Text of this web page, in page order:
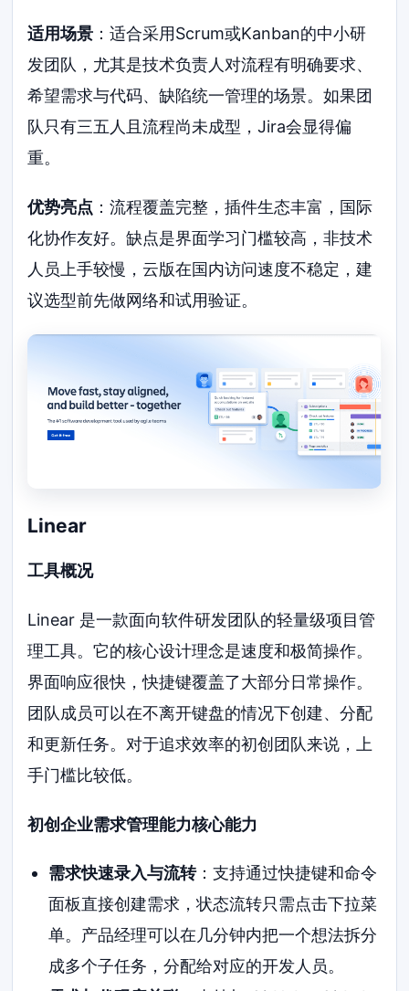
适用场景 ：适合采用Scrum或Kanban的中小研
发团队，尤其是技术负责人对流程有明确要求、
希望需求与代码、缺陷统一管理的场景。如果团
队只有三五人且流程尚未成型，Jira会显得偏
重。
优势亮点 ：流程覆盖完整，插件生态丰富，国际
化协作友好。缺点是界面学习门槛较高，非技术
人员上手较慢，云版在国内访问速度不稳定，建
议选型前先做网络和试用验证。
Linear
工具概况
Linear 是一款面向软件研发团队的轻量级项目管
理工具。它的核心设计理念是速度和极简操作。
界面响应很快，快捷键覆盖了大部分日常操作。
团队成员可以在不离开键盘的情况下创建、分配
和更新任务。对于追求效率的初创团队来说，上
手门槛比较低。
初创企业需求管理能力核心能力
需求快速录入与流转：支持通过快捷键和命令
面板直接创建需求，状态流转只需点击下拉菜
单。产品经理可以在几分钟内把一个想法拆分
成多个子任务，分配给对应的开发人员。